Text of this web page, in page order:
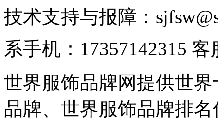
技术支持与报障：
系手机：17357142315 客
世界服饰品牌网提供世
品牌、世界服饰品牌排